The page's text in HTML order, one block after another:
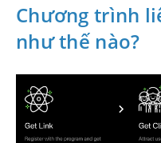
Chương trình
như thế nào?